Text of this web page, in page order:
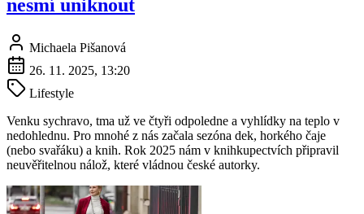
nesmí uniknout
Michaela Pišanová
26. 11. 2025, 13:20
Lifestyle
Venku sychravo, tma už ve čtyři odpoledne a vyhlídky na teplo v
nedohlednu. Pro mnohé z nás začala sezóna dek, horkého čaje
(nebo svařáku) a knih. Rok 2025 nám v knihkupectvích připravil
neuvěřitelnou nálož, které vládnou české autorky.